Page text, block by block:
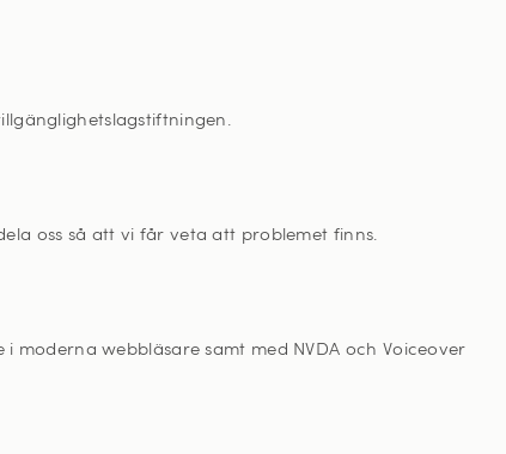
oss så att vi får veta att problemet finns.
webbläsare samt med NVDA och Voiceover